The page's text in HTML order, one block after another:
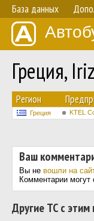
База данных
Греция,
Регион
Греция KTEL
Ваш
Вы не вошли на
Комментарии могут
Другие ТС с